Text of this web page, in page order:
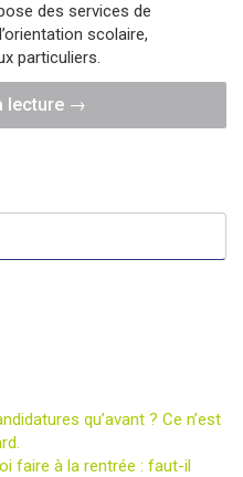
des services de
scolaire,
particuliers.
lecture "Amélie
Vivier,
→
qu’avant ? Ce n’est
faire à la rentrée : faut-il